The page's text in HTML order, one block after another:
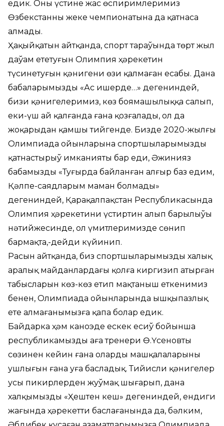
едик. Оның үстине жас өспиримлеримиз
Өзбекстанның жеке чемпионатына да қатнаса
алмады.
Ҳақыйқатын айтқанда, спорт тараўында төрт жыл
даўам ететуғын Олимпия ҳәрекетин
түсинетуғын қәнигениң өзи қалмаған есабы. Дана
бабаларымыздың «Ас ишерде…» дегениндей,
бизиң қәнигелеримиз, көз боямашылыққа салып,
еки-үш ай қалғанда ғана қозғалады, ол да
жоқарыдан қамшы тийгенде. Бизде 2020-жылғы
Олимпиада ойынларына спортшыларымызды
қатнастырыў имканияты бар еди, Әжинияз
бабамыздың «Туғырда байланған алғыр баз едим,
Қәлпе-саядларым маман болмады»
дегениндей, Қарақалпақстан Республикасында
Олимпия ҳәрекетиниң үстиртин алып барылыўы
нәтийжесинде, ол үмитлеримизде сөнип
бармақта,-дейди күйинип.
Расын айтқанда, биз спортшыларымыздың халық
аралық майданлардағы қолға киргизип атырған
табысларын көз-көз етип мақтаныш еткенимиз
бенен, Олимпиада ойынларында ышқыпазлық
ете алмағанымызға қапа болар едик.
Байдарка ҳәм каноэде ескек есиў бойынша
республикамыздың аға тренери Ө.Үсеновтың
сөзинен кейин ғана олардың машқалаларының
ушлығын ғана уға басладық. Тийисли қәнигелер
усы пикирлерден жуўмақ шығарып, дана
халқымыздың «Ҳештен кеш» дегениндей, ендиги
жағында ҳәрекетти баслағанында да, бәлким,